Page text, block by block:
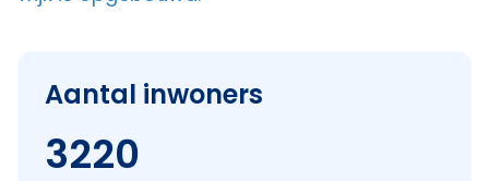
Aantal inwoners
3220